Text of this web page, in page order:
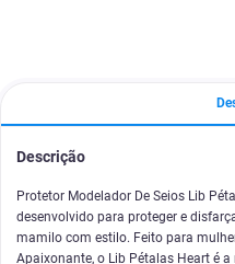
Descrição
Protetor Modelador De Seios Lib
desenvolvido para proteger e
mamilo com estilo. Feito para
Apaixonante, o Lib Pétalas Heart é